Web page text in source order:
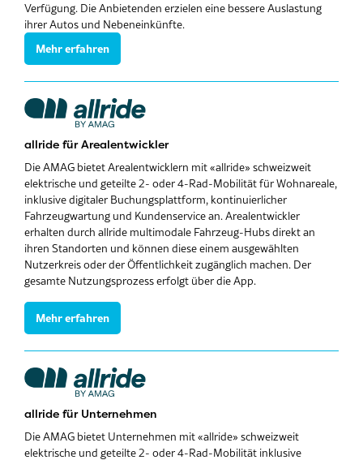
Verfügung. Die Anbietenden erzielen eine bessere Auslastung
ihrer Autos und Nebeneinkünfte.
Mehr erfahren
allride für Arealentwickler
Die AMAG bietet Arealentwicklern mit «allride» schweizweit
elektrische und geteilte 2- oder 4-Rad-Mobilität für Wohnareale,
inklusive digitaler Buchungsplattform, kontinuierlicher
Fahrzeugwartung und Kundenservice an. Arealentwickler
erhalten durch allride multimodale Fahrzeug-Hubs direkt an
ihren Standorten und können diese einem ausgewählten
Nutzerkreis oder der Öffentlichkeit zugänglich machen. Der
gesamte Nutzungsprozess erfolgt über die App.
Mehr erfahren
allride für Unternehmen
Die AMAG bietet Unternehmen mit «allride» schweizweit
elektrische und geteilte 2- oder 4-Rad-Mobilität inklusive